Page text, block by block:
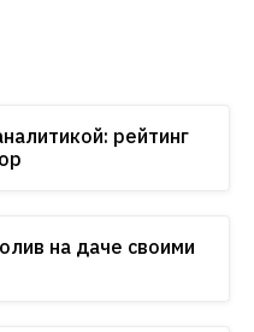
рейтинг
на даче своими